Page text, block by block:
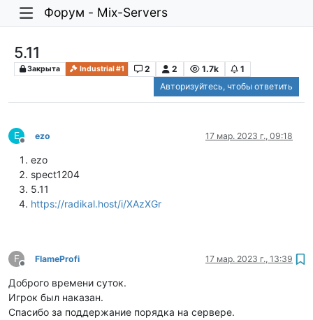
Форум - Mix-Servers
5.11
Закрыта Industrial #1 2 2 1.7k
1
Авторизуйтесь, чтобы ответить
E
Не в сети
ezo 17 мар. 2023 г., 09:18
ezo
spect1204
5.11
https://radikal.host/i/XAzXGr
F
Не в сети
FlameProfi 17 мар. 2023 г., 13:39
Доброго времени суток.
Игрок был наказан.
Спасибо за поддержание порядка на сервере.